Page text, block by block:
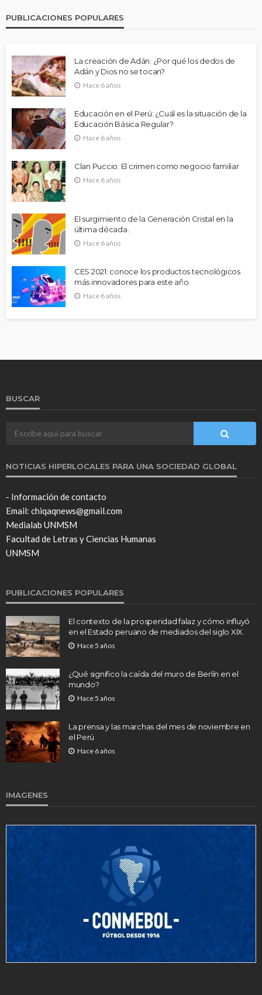
PUBLICACIONES POPULARES
La creación de Adán: ¿Por qué los dedos de
Adán y Dios no se tocan?
Hace 6 años
Educación en el Perú: ¿Cuál es la situación de la
Educación Básica Regular?
Hace 6 años
Clan Puccio: El crimen como negocio familiar
Hace 6 años
El surgimiento de la Generación Cristal en la
última década.
Hace 6 años
CES 2021: conoce los productos tecnológicos
más innovadores para este año
Hace 6 años
BUSCAR
NOTICIAS HIPERLOCALES PARA UNA SOCIEDAD GLOBAL
- Información de contacto
Email: chiqaqnews@gmail.com
Medialab UNMSM
Facultad de Letras y Ciencias Humanas
UNMSM
PUBLICACIONES POPULARES
El contexto de la prosperidad falaz y cómo influyó
en el Estado peruano de mediados del siglo XIX.
Hace 5 años
¿Qué significo la caída del muro de Berlín en el
mundo?
Hace 5 años
La prensa y las marchas del mes de noviembre en
el Perú
Hace 6 años
IMAGENES